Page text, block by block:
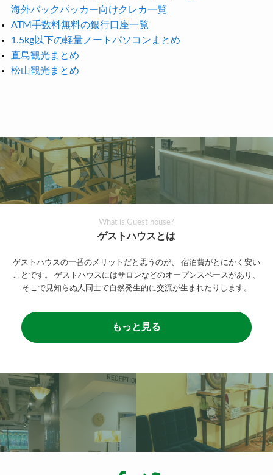
海外バックパッカー向けクレカ一覧
ATM手数料無料の銀行口座一覧
1.5kg以下の軽量ノートパソコンまとめ
直島観光まとめ
松山観光まとめ
What is Guest house?
ゲストハウスとは
ゲストハウスの一番のメリットだと思うのが、
宿泊費がとにかく安い
ことです。
ゲストハウスにはサロンなどのオープンスペースがあり、
そこで見知らぬ人同士で自然発生的に交流が生まれたりします。
もっと見る